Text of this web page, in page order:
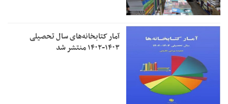
آمار کتابخانه‌های سال تحصیلی
۱۴۰۳-۱۴۰۲ منتشر شد